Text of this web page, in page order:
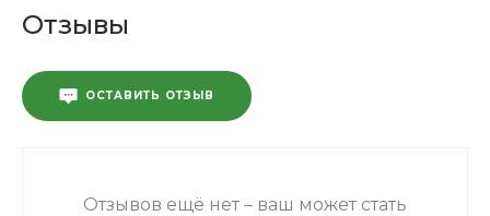
Отзывы
ОСТАВИТЬ ОТЗЫВ
Отзывов ещё нет – ваш может стать